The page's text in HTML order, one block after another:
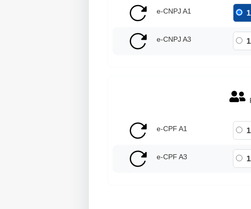
e-CNPJ A1
e-CNPJ A3
e-CPF A1
e-CPF A3